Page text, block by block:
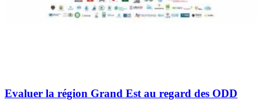
Evaluer la région Grand Est au regard des ODD